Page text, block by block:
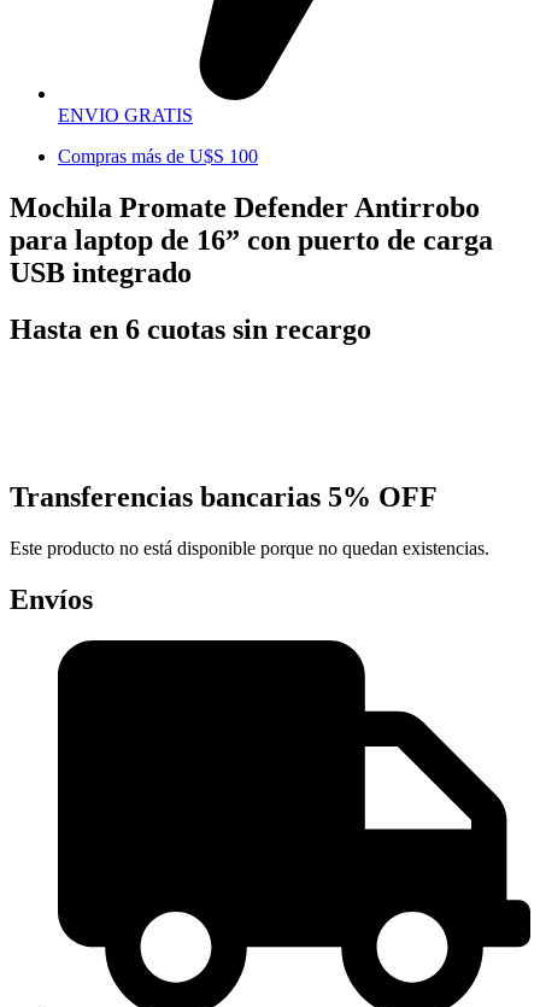
ENVIO GRATIS
Compras más de U$S 100
Mochila Promate Defender Antirrobo
para laptop de 16” con puerto de carga
USB integrado
Hasta en 6 cuotas sin recargo
Transferencias bancarias 5% OFF
Este producto no está disponible porque no quedan existencias.
Envíos